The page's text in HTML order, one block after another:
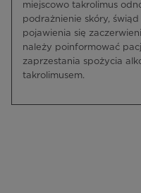
miejscowo takrolimus
podrażnienie skóry,
pojawienia się
należy poinformować
zaprzestania spożycia
takrolimusem.